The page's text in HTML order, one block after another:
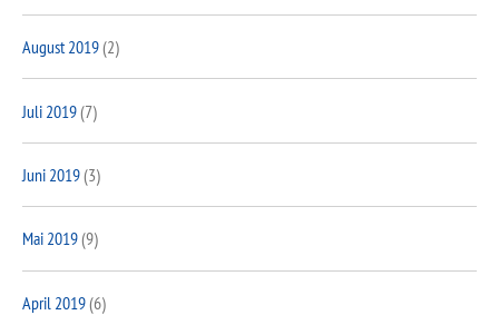
August 2019(2)
Juli 2019(7)
Juni 2019(3)
Mai 2019(9)
April 2019(6)